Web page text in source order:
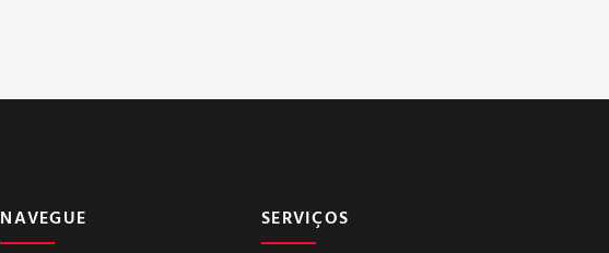
NAVEGUE SERVIÇOS